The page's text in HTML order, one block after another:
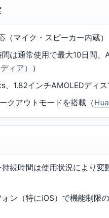
（マイク・スピーカー内蔵
は通常使用で最大10日間、
ィア） ）
、1.82インチAMOLEDディ
クアウトモードを搭載（
続時間は使用状況により変
ン（特にiOS）で機能制限